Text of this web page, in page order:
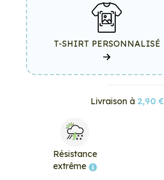
T-SHIRT PERSONNALISÉ
Livraison à 2,90 €
Résistance
extrême